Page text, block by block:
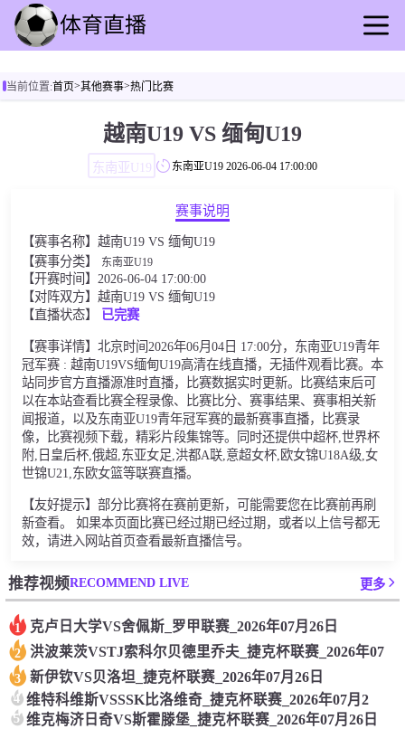
足球直播
其他赛事
当前位置:首页>其他赛事>热门比赛
越南U19 VS 缅甸U19
东南亚U19 东南亚U19 2026-06-04 17:00:00
赛事说明
【赛事名称】越南U19 VS 缅甸U19
【赛事分类】
东南亚U19
【开赛时间】2026-06-04 17:00:00
【对阵双方】越南U19 VS 缅甸U19
【直播状态】
已完赛
【赛事详情】北京时间2026年06月04日 17:00分，东南亚U19青年
冠军赛 : 越南U19VS缅甸U19高清在线直播，无插件观看比赛。本
站同步官方直播源准时直播，比赛数据实时更新。比赛结束后可
以在本站查看比赛全程录像、比赛比分、赛事结果、赛事相关新
闻报道，以及东南亚U19青年冠军赛的最新赛事直播，比赛录
像，比赛视频下载，精彩片段集锦等。同时还提供中超杯,世界杯
附,日皇后杯,俄超,东亚女足,洪都A联,意超女杯,欧女锦U18A级,女
世锦U21,东欧女篮等联赛直播。
【友好提示】部分比赛将在赛前更新，可能需要您在比赛前再刷
新查看。 如果本页面比赛已经过期已经过期，或者以上信号都无
效，请进入网站首页查看最新直播信号。
推荐视频RECOMMEND LIVE 更多
1 克卢日大学VS舍佩斯_罗甲联赛_2026年07月26日
2 洪波莱茨VSTJ索科尔贝德里乔夫_捷克杯联赛_2026年07
3 新伊钦VS贝洛坦_捷克杯联赛_2026年07月26日
4 维特科维斯VSSSK比洛维奇_捷克杯联赛_2026年07月2
5 维克梅济日奇VS斯霍滕堡_捷克杯联赛_2026年07月26日